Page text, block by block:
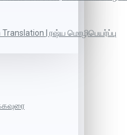
Translation | ரஷ்ய மொழிபெயர்ப்பு